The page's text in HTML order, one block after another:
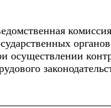
осуществлении